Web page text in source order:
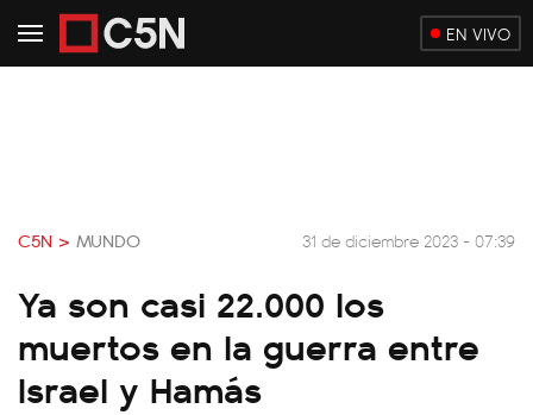
EN VIVO
C5N > MUNDO 31 de diciembre 2023 - 07:39
Ya son casi 22.000 los
muertos en la guerra entre
Israel y Hamás